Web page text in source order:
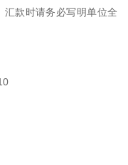
款时请务必写明单位全